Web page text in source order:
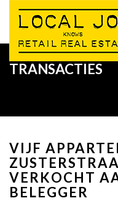
TRANSACTIES
VIJF
VERKOCHT
BELEGGER